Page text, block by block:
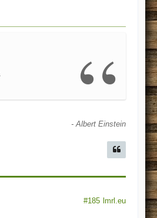
- Albert Einstein
#185 lmrl.eu